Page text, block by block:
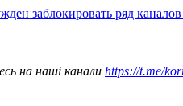
заблокировать ряд
на наші канали https://t.me/